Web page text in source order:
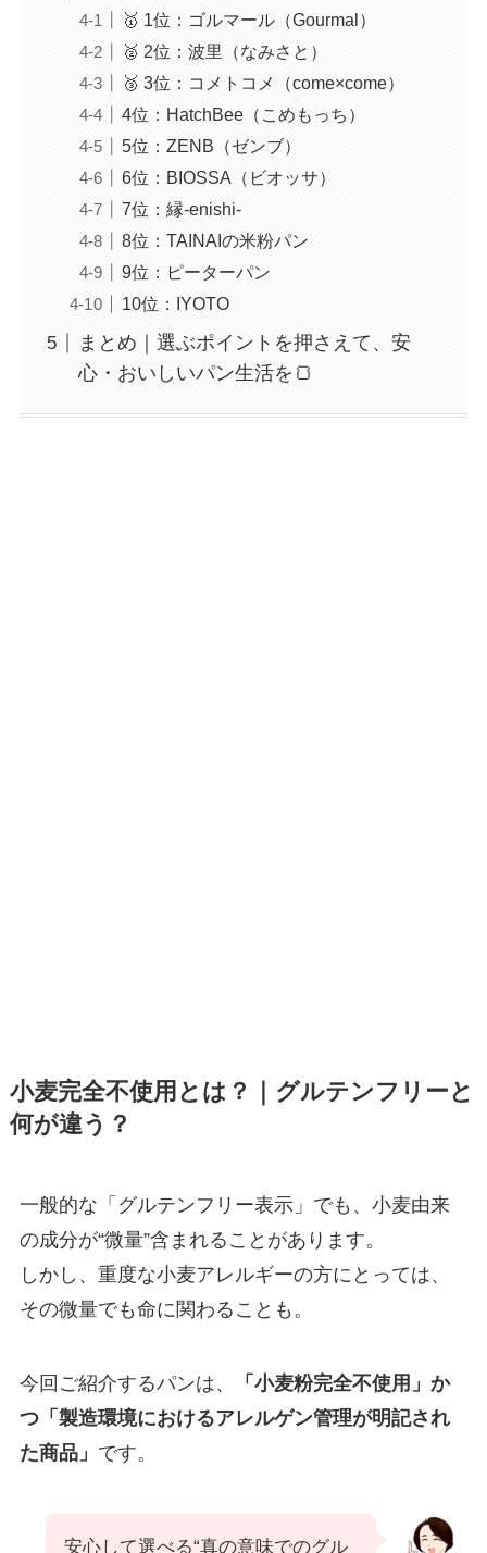
🥇 1位：ゴルマール（Gourmal）
🥈 2位：波里（なみさと）
🥉 3位：コメトコメ（come×come）
4位：HatchBee（こめもっち）
5位：ZENB（ゼンブ）
6位：BIOSSA（ビオッサ）
7位：縁-enishi-
8位：TAINAIの米粉パン
9位：ピーターパン
10位：IYOTO
まとめ｜選ぶポイントを押さえて、安
心・おいしいパン生活を🍞
小麦完全不使用とは？｜グルテンフリーと
何が違う？
一般的な「グルテンフリー表示」でも、小麦由来
の成分が“微量”含まれることがあります。
しかし、重度な小麦アレルギーの方にとっては、
その微量でも命に関わることも。
今回ご紹介するパンは、
「小麦粉完全不使用」か
つ「製造環境におけるアレルゲン管理が明記され
た商品」 です。
安心して選べる“真の意味でのグル